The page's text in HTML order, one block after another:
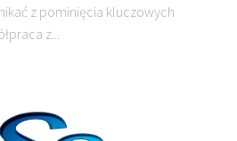
z pominięcia kluczowych
z...